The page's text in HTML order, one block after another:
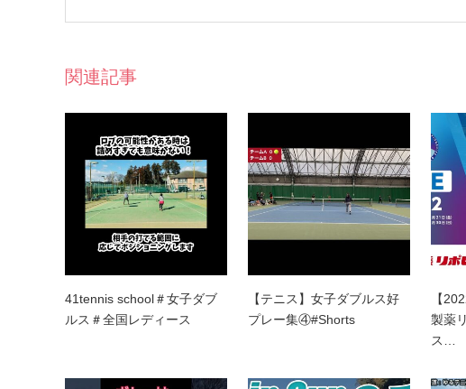
関連記事
41tennis school＃女子ダブ
ルス＃全国レディース
【テニス】女子ダブルス好
プレー集④#Shorts
【
製薬
ス…